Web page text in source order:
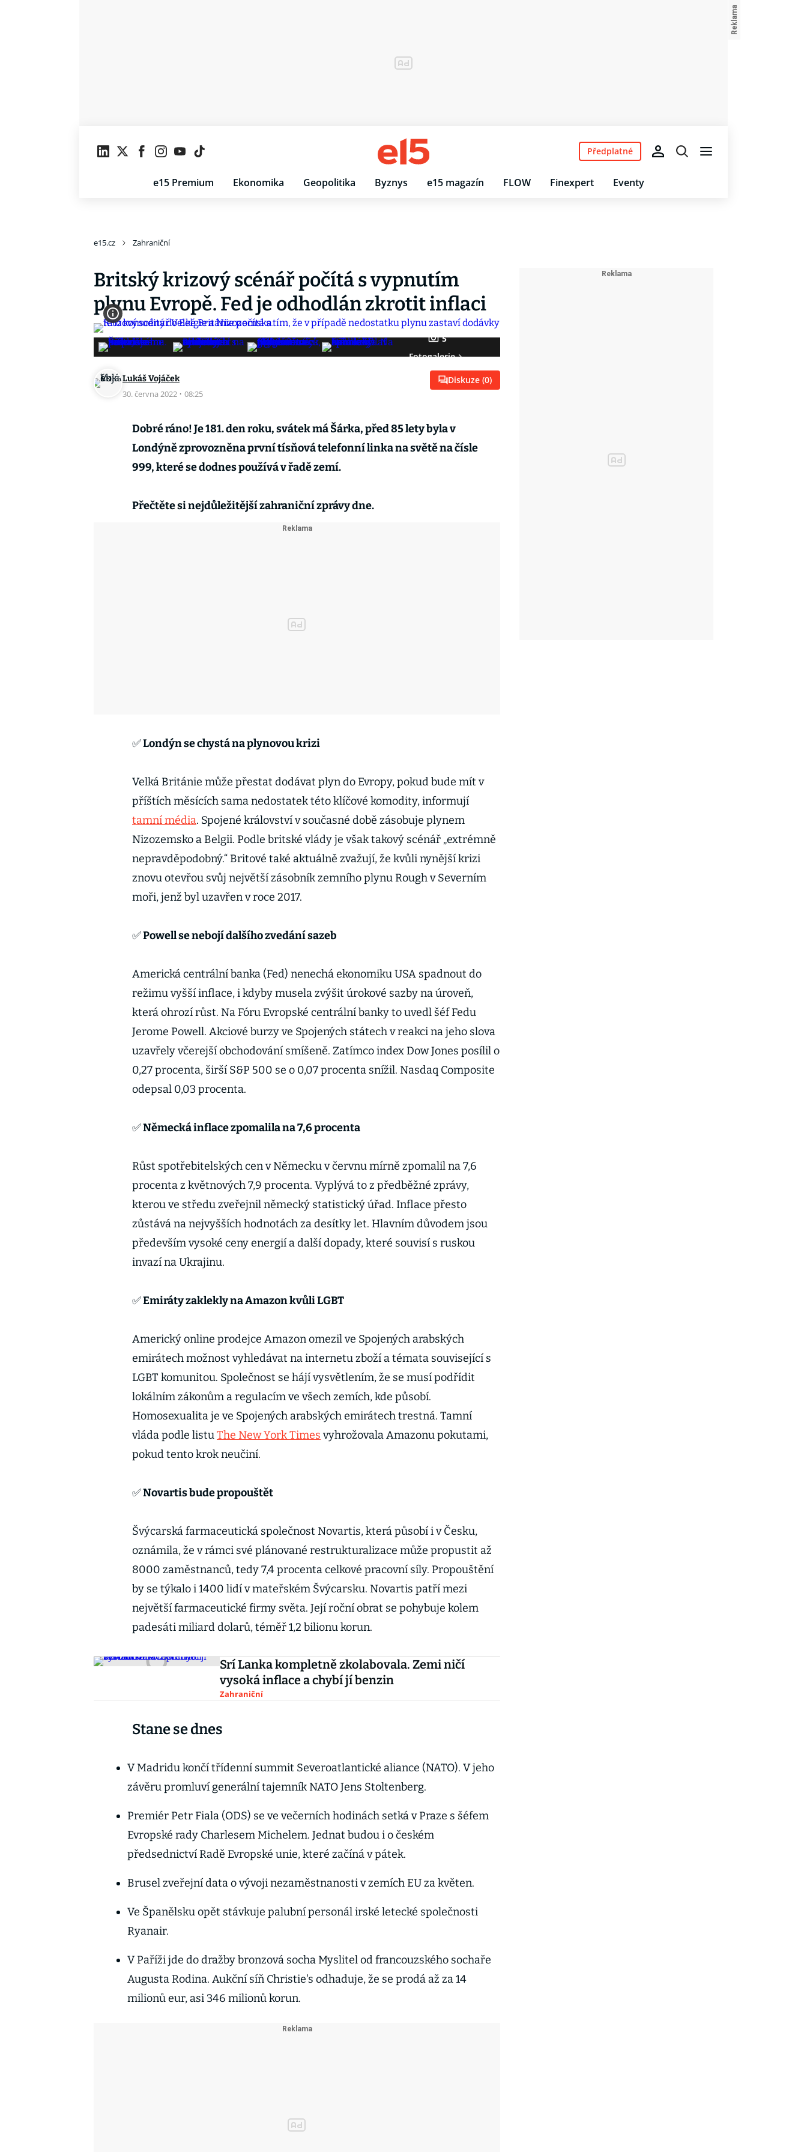
e15 Premium Ekonomika Geopolitika Byznys e15 magazín FLOW Finexpert Eventy
Předplatné
e15.cz Zahraniční
Britský krizový scénář počítá s vypnutím
plynu Evropě. Fed je odhodlán zkrotit inflaci
5
Fotogalerie
Lukáš Vojáček
30. června 2022 · 08:25
Diskuze (0)
Dobré ráno! Je 181. den roku, svátek má Šárka, před 85 lety byla v
Londýně zprovozněna první tísňová telefonní linka na světě na čísle
999, které se dodnes používá v řadě zemí.
Přečtěte si nejdůležitější zahraniční zprávy dne.
✅ Londýn se chystá na plynovou krizi
Velká Británie může přestat dodávat plyn do Evropy, pokud bude mít v
příštích měsících sama nedostatek této klíčové komodity, informují
tamní média. Spojené království v současné době zásobuje plynem
Nizozemsko a Belgii. Podle britské vlády je však takový scénář „extrémně
nepravděpodobný.“ Britové také aktuálně zvažují, že kvůli nynější krizi
znovu otevřou svůj největší zásobník zemního plynu Rough v Severním
moři, jenž byl uzavřen v roce 2017.
✅ Powell se nebojí dalšího zvedání sazeb
Americká centrální banka (Fed) nenechá ekonomiku USA spadnout do
režimu vyšší inflace, i kdyby musela zvýšit úrokové sazby na úroveň,
která ohrozí růst. Na Fóru Evropské centrální banky to uvedl šéf Fedu
Jerome Powell. Akciové burzy ve Spojených státech v reakci na jeho slova
uzavřely včerejší obchodování smíšeně. Zatímco index Dow Jones posílil o
0,27 procenta, širší S&P 500 se o 0,07 procenta snížil. Nasdaq Composite
odepsal 0,03 procenta.
✅ Německá inflace zpomalila na 7,6 procenta
Růst spotřebitelských cen v Německu v červnu mírně zpomalil na 7,6
procenta z květnových 7,9 procenta. Vyplývá to z předběžné zprávy,
kterou ve středu zveřejnil německý statistický úřad. Inflace přesto
zůstává na nejvyšších hodnotách za desítky let. Hlavním důvodem jsou
především vysoké ceny energií a další dopady, které souvisí s ruskou
invazí na Ukrajinu.
✅ Emiráty zaklekly na Amazon kvůli LGBT
Americký online prodejce Amazon omezil ve Spojených arabských
emirátech možnost vyhledávat na internetu zboží a témata související s
LGBT komunitou. Společnost se hájí vysvětlením, že se musí podřídit
lokálním zákonům a regulacím ve všech zemích, kde působí.
Homosexualita je ve Spojených arabských emirátech trestná. Tamní
vláda podle listuThe New York Times vyhrožovala Amazonu pokutami,
pokud tento krok neučiní.
✅ Novartis bude propouštět
Švýcarská farmaceutická společnost Novartis, která působí i v Česku,
oznámila, že v rámci své plánované restrukturalizace může propustit až
8000 zaměstnanců, tedy 7,4 procenta celkové pracovní síly. Propouštění
by se týkalo i 1400 lidí v mateřském Švýcarsku. Novartis patří mezi
největší farmaceutické firmy světa. Její roční obrat se pohybuje kolem
padesáti miliard dolarů, téměř 1,2 bilionu korun.
Srí Lanka kompletně zkolabovala. Zemi ničí
vysoká inflace a chybí jí benzin
Zahraniční
Stane se dnes
V Madridu končí třídenní summit Severoatlantické aliance (NATO). V jeho
závěru promluví generální tajemník NATO Jens Stoltenberg.
Premiér Petr Fiala (ODS) se ve večerních hodinách setká v Praze s šéfem
Evropské rady Charlesem Michelem. Jednat budou i o českém
předsednictví Radě Evropské unie, které začíná v pátek.
Brusel zveřejní data o vývoji nezaměstnanosti v zemích EU za květen.
Ve Španělsku opět stávkuje palubní personál irské letecké společnosti
Ryanair.
V Paříži jde do dražby bronzová socha Myslitel od francouzského sochaře
Augusta Rodina. Aukční síň Christie's odhaduje, že se prodá až za 14
milionů eur, asi 346 milionů korun.